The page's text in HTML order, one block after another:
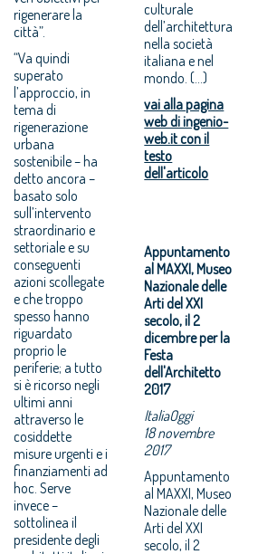
rigenerare la
città”.
“Va quindi
superato
l’approccio, in
tema di
rigenerazione
urbana
sostenibile – ha
detto ancora –
basato solo
sull’intervento
straordinario e
settoriale e su
conseguenti
azioni scollegate
e che troppo
spesso hanno
riguardato
proprio le
periferie; a tutto
si è ricorso negli
ultimi anni
attraverso le
cosiddette
misure urgenti e i
finanziamenti ad
hoc. Serve
invece –
sottolinea il
presidente degli
culturale
dell’architettura
nella società
italiana e nel
mondo. (...)
vai alla pagina
web di ingenio-
web.it con il
testo
dell'articolo
Appuntamento
al MAXXI, Museo
Nazionale delle
Arti del XXI
secolo, il 2
dicembre per la
Festa
dell'Architetto
2017
ItaliaOggi
18 novembre
2017
Appuntamento
al MAXXI, Museo
Nazionale delle
Arti del XXI
secolo, il 2